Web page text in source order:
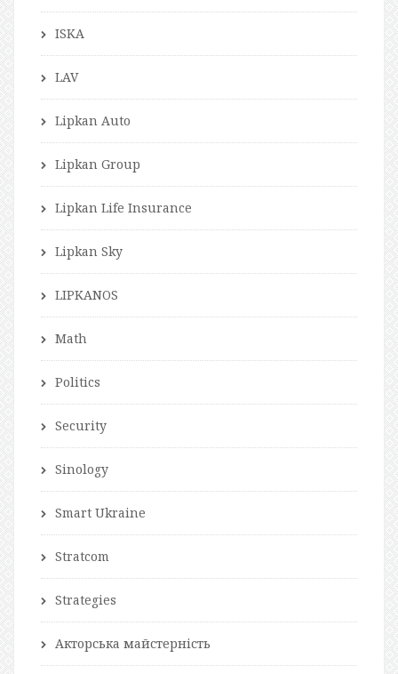
ISKA
LAV
Lipkan Auto
Lipkan Group
Lipkan Life Insurance
Lipkan Sky
LIPKANOS
Math
Politics
Security
Sinology
Smart Ukraine
Stratcom
Strategies
Акторська майстерність